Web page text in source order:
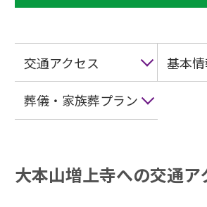
交通アクセス 基本
葬儀・家族葬プラン
大本山増上寺への交通ア